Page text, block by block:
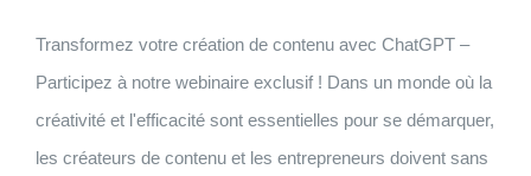
Transformez votre création de contenu avec ChatGPT –
Participez à notre webinaire exclusif ! Dans un monde où la
créativité et l'efficacité sont essentielles pour se démarquer,
les créateurs de contenu et les entrepreneurs doivent sans